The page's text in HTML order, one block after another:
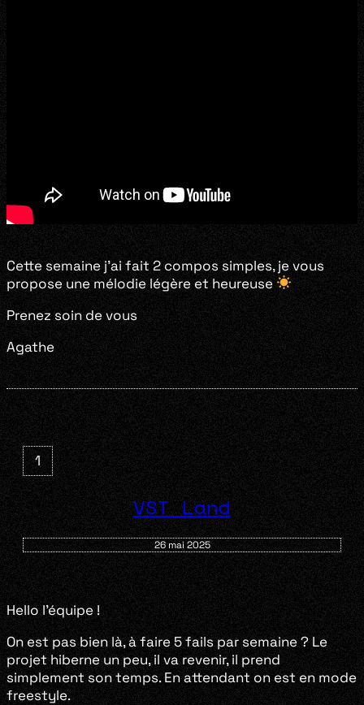
Cette semaine j’ai fait 2 compos simples, je vous
propose une mélodie légère et heureuse
Prenez soin de vous
Agathe
1
VST Land
26 mai 2025
Hello l’équipe !
On est pas bien là, à faire 5 fails par semaine ? Le
projet hiberne un peu, il va revenir, il prend
simplement son temps. En attendant on est en mode
freestyle.